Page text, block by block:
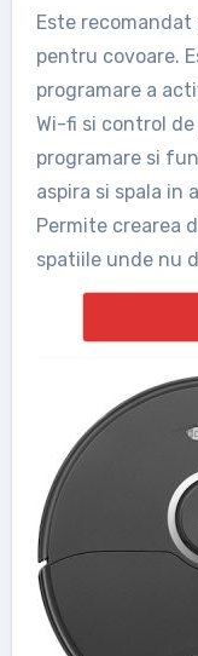
Este
pentru covoare.
programare a
Wi-fi si control
programare si
aspira si spala in
Permite crearea
spatiile unde nu